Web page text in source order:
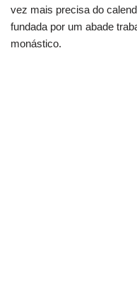
vez mais precisa do
fundada por um abade
monástico.